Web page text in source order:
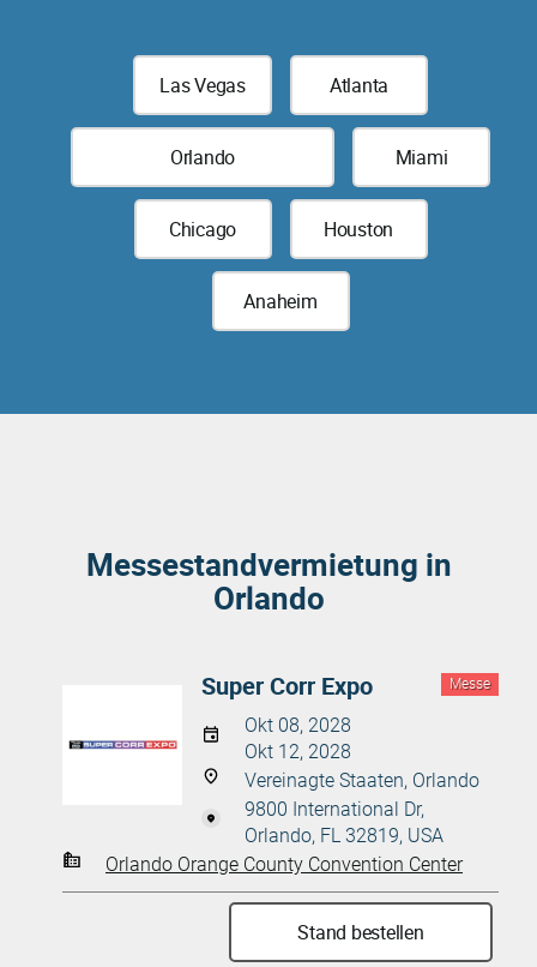
Las Vegas Atlanta
Orlando Miami
Chicago Houston
Anaheim
Messestandvermietung in
Orlando
Messe
Super Corr Expo
Okt 08, 2028
Okt 12, 2028
Vereinagte Staaten, Orlando
9800 International Dr,
Orlando, FL 32819, USA
Orlando Orange County Convention Center
Stand bestellen